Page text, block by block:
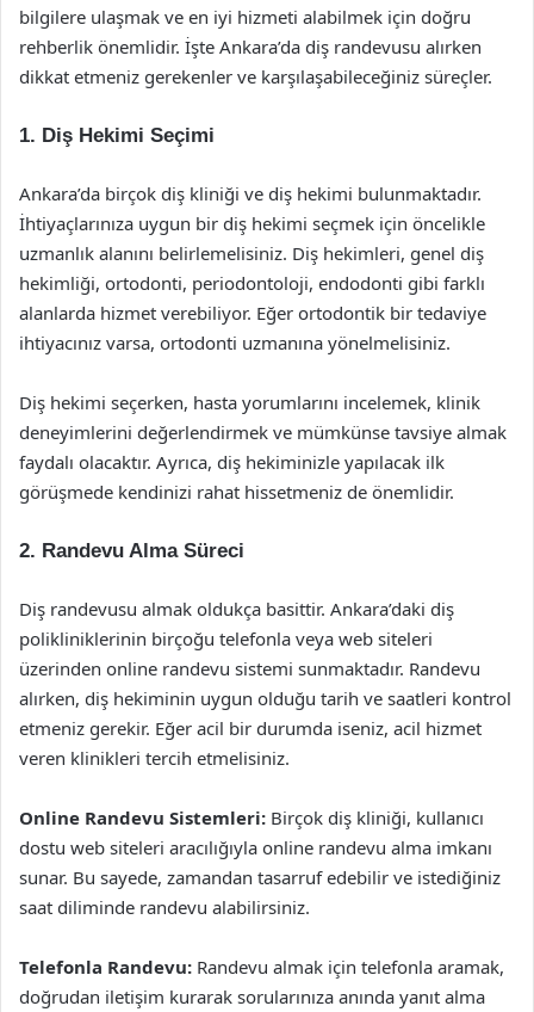
bilgilere ulaşmak ve en iyi hizmeti alabilmek için doğru
rehberlik önemlidir. İşte Ankara’da diş randevusu alırken
dikkat etmeniz gerekenler ve karşılaşabileceğiniz süreçler.
1. Diş Hekimi Seçimi
Ankara’da birçok diş kliniği ve diş hekimi bulunmaktadır.
İhtiyaçlarınıza uygun bir diş hekimi seçmek için öncelikle
uzmanlık alanını belirlemelisiniz. Diş hekimleri, genel diş
hekimliği, ortodonti, periodontoloji, endodonti gibi farklı
alanlarda hizmet verebiliyor. Eğer ortodontik bir tedaviye
ihtiyacınız varsa, ortodonti uzmanına yönelmelisiniz.
Diş hekimi seçerken, hasta yorumlarını incelemek, klinik
deneyimlerini değerlendirmek ve mümkünse tavsiye almak
faydalı olacaktır. Ayrıca, diş hekiminizle yapılacak ilk
görüşmede kendinizi rahat hissetmeniz de önemlidir.
2. Randevu Alma Süreci
Diş randevusu almak oldukça basittir. Ankara’daki diş
polikliniklerinin birçoğu telefonla veya web siteleri
üzerinden online randevu sistemi sunmaktadır. Randevu
alırken, diş hekiminin uygun olduğu tarih ve saatleri kontrol
etmeniz gerekir. Eğer acil bir durumda iseniz, acil hizmet
veren klinikleri tercih etmelisiniz.
Online Randevu Sistemleri: Birçok diş kliniği, kullanıcı
dostu web siteleri aracılığıyla online randevu alma imkanı
sunar. Bu sayede, zamandan tasarruf edebilir ve istediğiniz
saat diliminde randevu alabilirsiniz.
Telefonla Randevu: Randevu almak için telefonla aramak,
doğrudan iletişim kurarak sorularınıza anında yanıt alma